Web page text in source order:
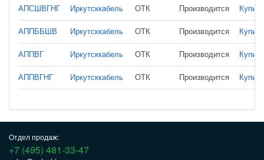
АПСШВГНГ Иркутсккабель ОТК Производится Купить
АППББШВ Иркутсккабель ОТК Производится Купить
АППВГ Иркутсккабель ОТК Производится Купить
АППВГНГ Иркутсккабель ОТК Производится Купить
Отдел продаж:
+7 (495) 481-33-47